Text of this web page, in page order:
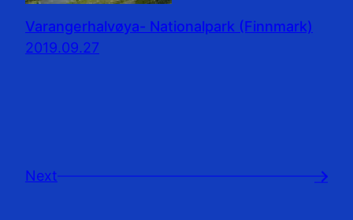
Varangerhalvøya- Nationalpark (Finnmark)
2019.09.27
Next →